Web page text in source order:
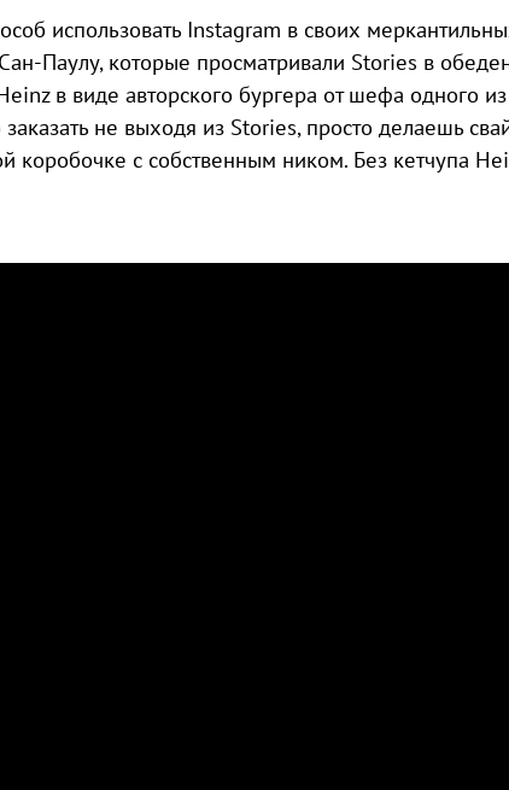
использовать Instagram в своих
Паулу, которые просматривали Stories в
в виде авторского бургера от шефа одного
не выходя из Stories, просто делаешь
коробочке с собственным ником. Без кетчупа